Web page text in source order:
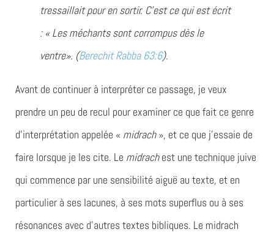
tressaillait pour en sortir. C’est ce qui est écrit
: « Les méchants sont corrompus dès le
ventre». (Berechit Rabba 63:6).
Avant de continuer à interpréter ce passage, je veux
prendre un peu de recul pour examiner ce que fait ce genre
d’interprétation appelée « midrach», et ce que j’essaie de
faire lorsque je les cite. Le midrachest une technique juive
qui commence par une sensibilité aiguë au texte, et en
particulier à ses lacunes, à ses mots superflus ou à ses
résonances avec d’autres textes bibliques. Le midrach